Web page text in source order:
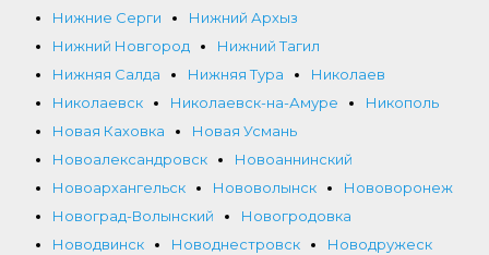
Нижние Серги
Нижний Архыз
Нижний Новгород
Нижний Тагил
Нижняя Салда
Нижняя Тура
Николаев
Николаевск
Николаевск-на-Амуре
Никополь
Новая Каховка
Новая Усмань
Новоалександровск
Новоаннинский
Новоархангельск
Нововолынск
Нововоронеж
Новоград-Волынский
Новогродовка
Новодвинск
Новоднестровск
Новодружеск